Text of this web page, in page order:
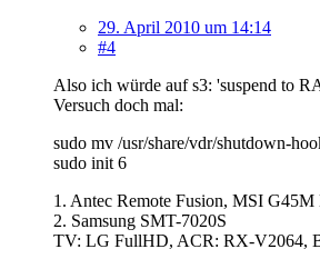
29. April 2010 um 14:14
#4
Also ich würde auf s3: 'suspend to
Versuch doch mal:
sudo mv /usr/share/vdr/shutdown-
sudo init 6
1. Antec Remote Fusion, MSI
2. Samsung SMT-7020S
TV: LG FullHD, ACR: RX-V2064,